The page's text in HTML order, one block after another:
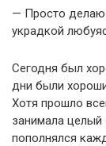
— Просто делаю
украдкой
Сегодня был
дни были
Хотя прошло
занимала целый
пополнялся